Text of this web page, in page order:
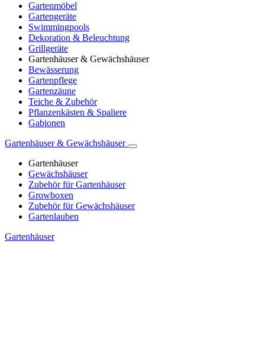
Gartenmöbel
Gartengeräte
Swimmingpools
Dekoration & Beleuchtung
Grillgeräte
Gartenhäuser & Gewächshäuser
Bewässerung
Gartenpflege
Gartenzäune
Teiche & Zubehör
Pflanzenkästen & Spaliere
Gabionen
Gartenhäuser & Gewächshäuser
Gartenhäuser
Gewächshäuser
Zubehör für Gartenhäuser
Growboxen
Zubehör für Gewächshäuser
Gartenlauben
Gartenhäuser